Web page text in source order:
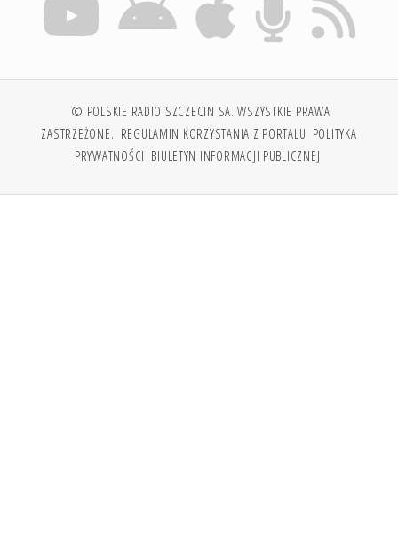
© POLSKIE RADIO SZCZECIN SA. WSZYSTKIE PRAWA
ZASTRZEŻONE. REGULAMIN KORZYSTANIA Z PORTALU POLITYKA
PRYWATNOŚCI BIULETYN INFORMACJI PUBLICZNEJ